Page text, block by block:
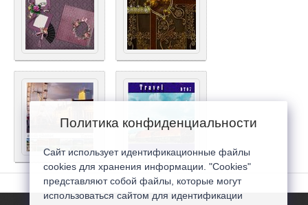
Политика конфиденциальности
Сайт использует идентификационные файлы
cookies для хранения информации. "Cookies"
представляют собой файлы, которые могут
использоваться сайтом для идентификации